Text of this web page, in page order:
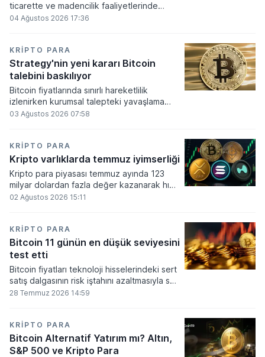
ticarette ve madencilik faaliyetlerinde
kripto varlıkların kullanımına onay veren
elde edilen dijital paraların belirli şartlar
altında dolaşımına ve menkul kıymet
alımlarında kullanılmasına olanak sağlanıyor.
04 Ağustos 2026 17:36
KRIPTO PARA
Strategy'nin yeni kararı Bitcoin
talebini baskılıyor
Bitcoin fiyatlarında sınırlı hareketlilik
izlenirken kurumsal talepteki yavaşlama
piyasa dinamiklerini etkiliyor. ABD Merkez
çalışmalarındaki belirsizliklerle baskı altında
kalmaya devam ediyor.
03 Ağustos 2026 07:58
KRIPTO PARA
Kripto varlıklarda temmuz iyimserliği
Kripto para piyasası temmuz ayında 123
milyar dolardan fazla değer kazanarak hızlı
bir toparlanma sürecine girdi. Bitcoin ve
2 trilyon 159 milyar 780 milyon dolar
seviyesine ulaştı.
02 Ağustos 2026 15:11
KRIPTO PARA
Bitcoin 11 günün en düşük seviyesini
test etti
Bitcoin fiyatları teknoloji hisselerindeki sert
satış dalgasının risk iştahını azaltmasıyla son
11 günün en düşük seviyesine indi.
28 Temmuz 2026 14:59
KRIPTO PARA
Bitcoin Alternatif Yatırım mı? Altın,
S&P 500 ve Kripto Para